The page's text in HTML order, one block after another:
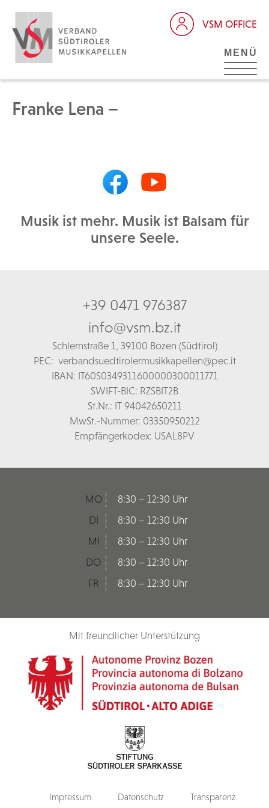
VSM OFFICE
MENÜ
Franke Lena –
Musik ist mehr. Musik ist Balsam für
unsere Seele.
+39 0471 976387
info@vsm.bz.it
Schlernstraße 1, 39100 Bozen (Südtirol)
PEC: verbandsuedtirolermusikkapellen@pec.it
IBAN: IT60S0349311600000300011771
SWIFT-BIC: RZSBIT2B
St.Nr.: IT 94042650211
MwSt.-Nummer: 03350950212
Empfängerkodex: USAL8PV
MO
8:30 – 12:30 Uhr
DI
8:30 – 12:30 Uhr
MI
8:30 – 12:30 Uhr
DO
8:30 – 12:30 Uhr
FR
8:30 – 12:30 Uhr
Mit freundlicher Unterstützung
Impressum Datenschutz Transparenz